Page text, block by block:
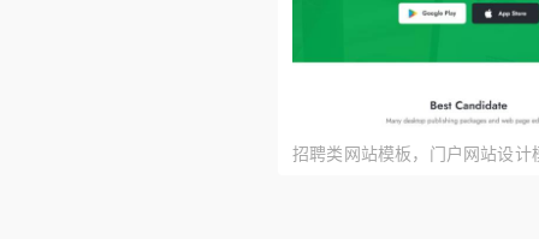
招聘类网站模板，门户网站设计